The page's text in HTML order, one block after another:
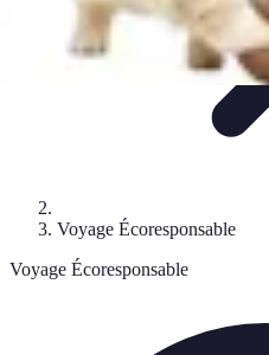
Voyage Écoresponsable
Voyage Écoresponsable